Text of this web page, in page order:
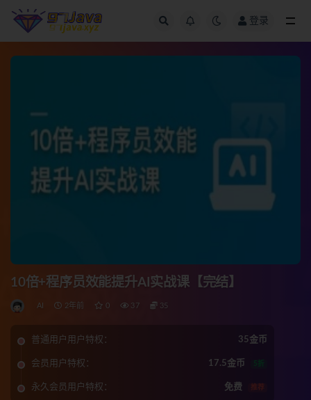
登录
10倍+程序员效能提升AI实战课【完结】
AI 2年前 0 37 35
普通用户用户特权： 35金币
会员用户特权： 17.5金币 5折
永久会员用户特权： 免费 推荐